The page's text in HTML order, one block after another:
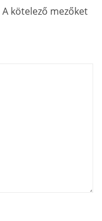
A kötelező mezőket